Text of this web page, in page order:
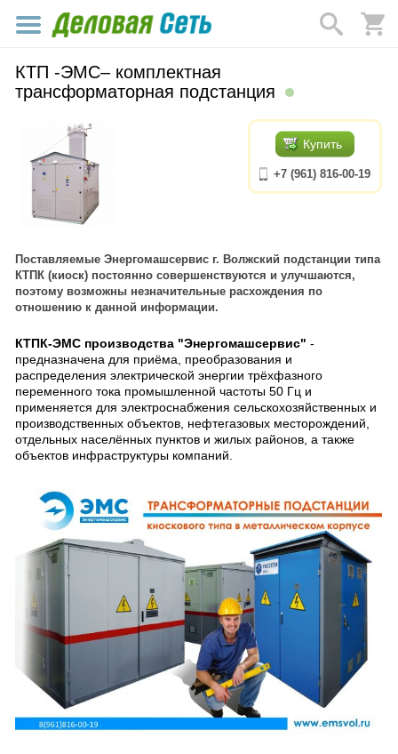
КТП -ЭМС– комплектная
трансформаторная подстанция
Купить
+7 (961) 816-00-19
Поставляемые Энергомашсервис г. Волжский подстанции типа
КТПК (киоск) постоянно совершенствуются и улучшаются,
поэтому возможны незначительные расхождения по
отношению к данной информации.
КТПК-ЭМС производства "Энергомашсервис" -
предназначена для приёма, преобразования и
распределения электрической энергии трёхфазного
переменного тока промышленной частоты 50 Гц и
применяется для электроснабжения сельскохозяйственных и
производственных объектов, нефтегазовых месторождений,
отдельных населённых пунктов и жилых районов, а также
объектов инфраструктуры компаний.